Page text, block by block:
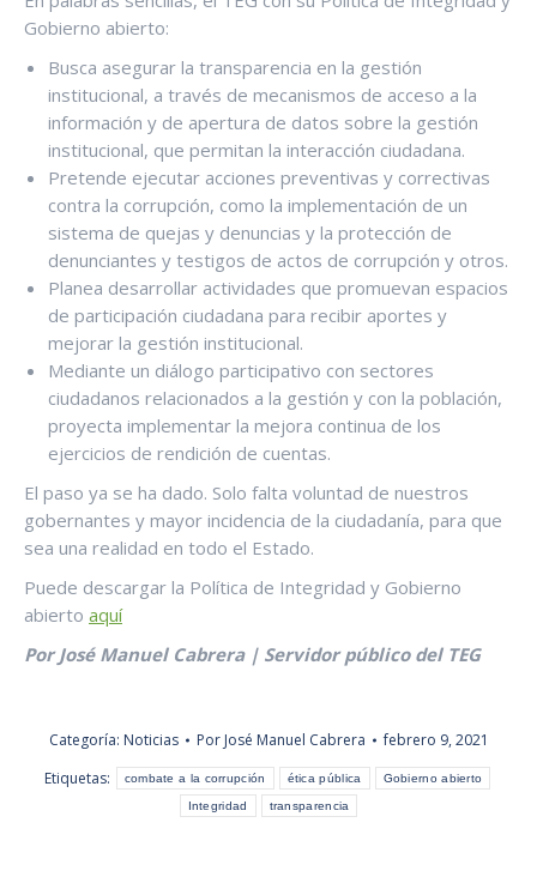
Gobierno abierto:
Busca asegurar la transparencia en la gestión
institucional, a través de mecanismos de acceso a la
información y de apertura de datos sobre la gestión
institucional, que permitan la interacción ciudadana.
Pretende ejecutar acciones preventivas y correctivas
contra la corrupción, como la implementación de un
sistema de quejas y denuncias y la protección de
denunciantes y testigos de actos de corrupción y otros.
Planea desarrollar actividades que promuevan espacios
de participación ciudadana para recibir aportes y
mejorar la gestión institucional.
Mediante un diálogo participativo con sectores
ciudadanos relacionados a la gestión y con la población,
proyecta implementar la mejora continua de los
ejercicios de rendición de cuentas.
El paso ya se ha dado. Solo falta voluntad de nuestros
gobernantes y mayor incidencia de la ciudadanía, para que
sea una realidad en todo el Estado.
Puede descargar la Política de Integridad y Gobierno
abierto aquí
Por José Manuel Cabrera | Servidor público del TEG
Categoría: Noticias Por José Manuel Cabrera
febrero 9, 2021
Etiquetas:
combate a la corrupción ética pública Gobierno abierto
Integridad transparencia